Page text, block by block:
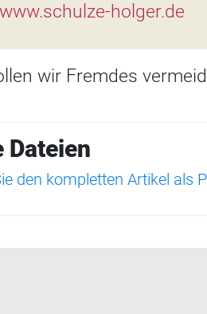
www.schulze-holger.de
wir Fremdes
Dateien
den kompletten Artikel als